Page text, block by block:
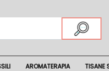
AROMATERAPIA TISANE